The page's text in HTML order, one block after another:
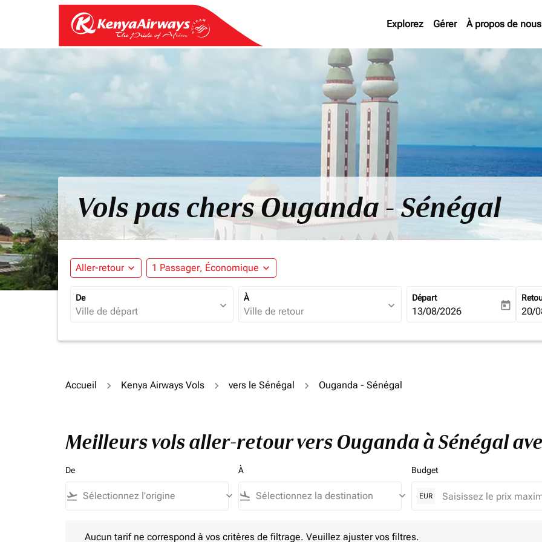
Explorez Gérer À propos de nous
Vols pas chers Ouganda - Sénégal
Aller-retour expand_more 1 Passager, Économique expand_more
De
expand_more
À
expand_more
Départ
fc-booking-departure-date-
13/08/2026 today fc-
20/
Accueil Kenya Airways Vols vers le Sénégal Ouganda - Sénégal
Meilleurs vols aller-retour vers Ouganda à Sénégal
De
flight_takeoff keyboard_arrow_down
À
flight_land keyboard_arrow_down
Budget
EUR
Aucun tarif ne correspond à vos critères de filtrage. Veuillez ajuster vos filtres.